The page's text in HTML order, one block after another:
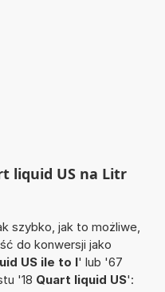
liquid US na Litr
szybko, jak to możliwe,
do konwersji jako
US ile to l' lub '67
'18 Quart liquid US':